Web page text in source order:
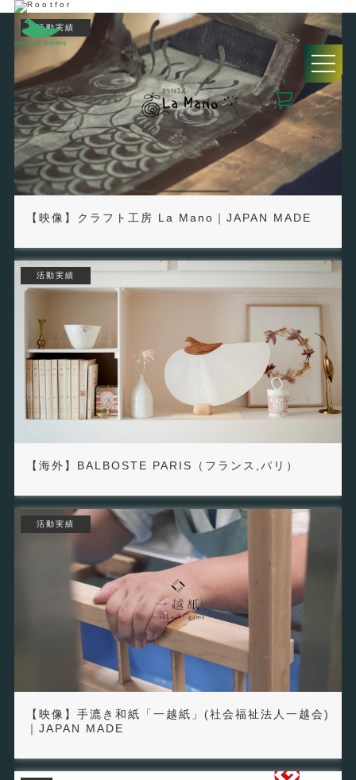
活動実績
【映像】クラフト工房 La Mano｜JAPAN MADE
活動実績
【海外】BALBOSTE PARIS（フランス,パリ）
活動実績
【映像】手漉き和紙「一越紙」(社会福祉法人一越会)
｜JAPAN MADE